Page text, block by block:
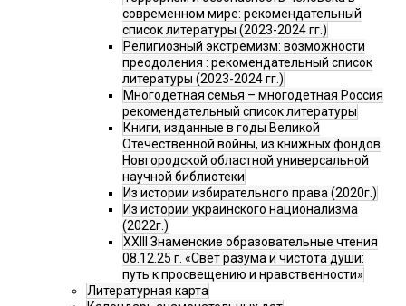
современном мире: рекомендательный
список литературы (2023-2024 гг.)
Религиозный экстремизм: возможности
преодоления : рекомендательный список
литературы (2023-2024 гг.)
Многодетная семья – многодетная Россия
рекомендательный список литературы
Книги, изданные в годы Великой
Отечественной войны, из книжных фондов
Новгородской областной универсальной
научной библиотеки
Из истории избирательного права (2020г.)
Из истории украинского национализма
(2022г.)
XXIII Знаменские образовательные чтения
08.12.25 г. «Свет разума и чистота души:
путь к просвещению и нравственности»
Литературная карта